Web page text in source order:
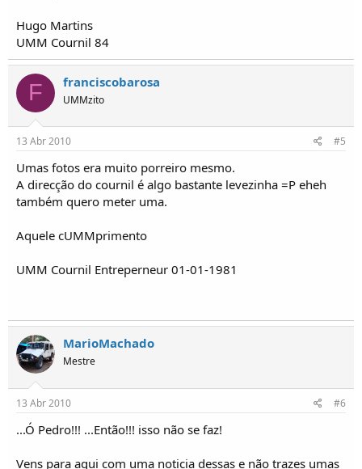
Hugo Martins
UMM Cournil 84
F franciscobarosa
UMMzito
13 Abr 2010 #5
Umas fotos era muito porreiro mesmo.
A direcção do cournil é algo bastante levezinha =P eheh
também quero meter uma.
Aquele cUMMprimento
UMM Cournil Entreperneur 01-01-1981
MarioMachado
Mestre
13 Abr 2010 #6
...Ó Pedro!!! ...Então!!! isso não se faz!
Vens para aqui com uma noticia dessas e não trazes umas